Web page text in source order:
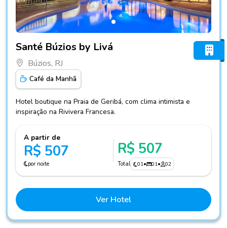
Santé Búzios by Livá
Búzios, RJ
Café da Manhã
Hotel boutique na Praia de Geribá, com clima intimista e
inspiração na Rivivera Francesa.
A partir de
R$ 507
por noite
R$ 507
Total 01• 01• 02
Ver Hotel